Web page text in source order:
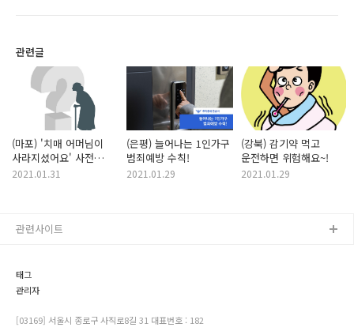
관련글
(마포) '치매 어머님이
사라지셨어요' 사전
지문등록으로 조기 발견!
2021.01.31
(은평) 늘어나는 1인가구
범죄예방 수칙!
2021.01.29
(강북) 감기약 먹고
운전하면 위험해요~!
2021.01.29
태그
관리자
[03169] 서울시 종로구 사직로8길 31 대표번호 : 182
관련사이트